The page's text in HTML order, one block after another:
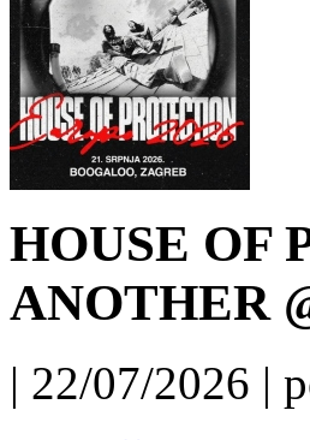
HOUSE OF
ANOTHER
| 22/07/2026 |